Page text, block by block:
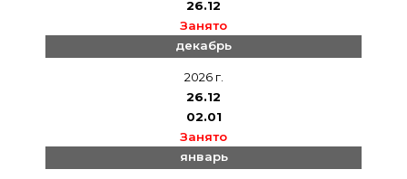
26.12
Занято
декабрь
2026 г.
26.12
02.01
Занято
январь